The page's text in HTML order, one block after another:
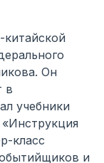
Он
в
учебники
класс
и